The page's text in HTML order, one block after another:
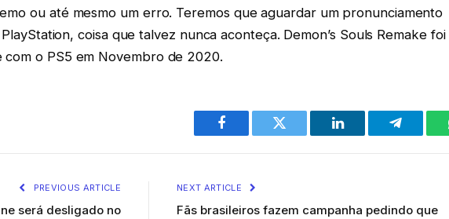
ou até mesmo um erro. Teremos que aguardar um pronunciamento
coisa que talvez nunca aconteça. Demon’s Souls Remake foi
com o PS5 em Novembro de 2020.
Facebook Twitter LinkedIn Telegram
PREVIOUS ARTICLE
será desligado no
NEXT ARTICLE
Fãs brasileiros fazem campanha pedindo que